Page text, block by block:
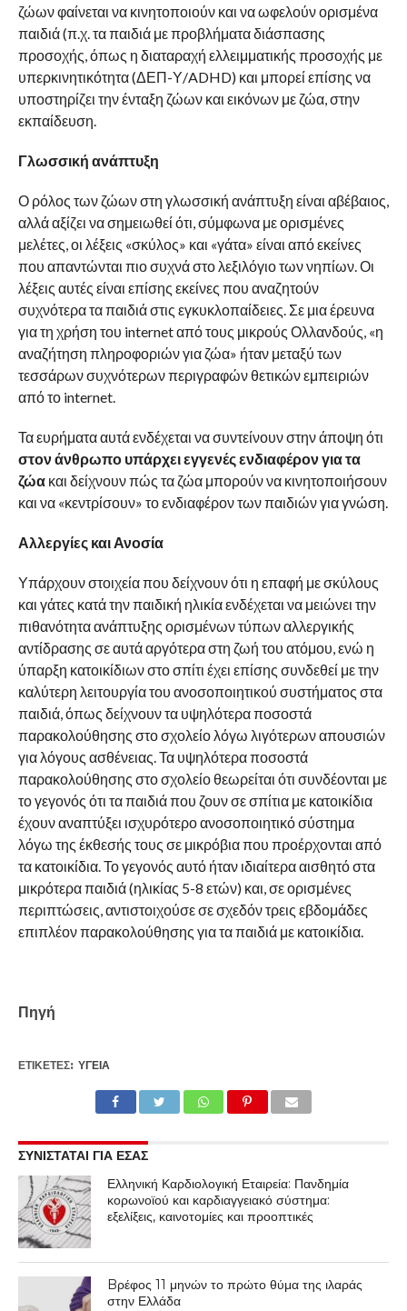
ζώων φαίνεται να κινητοποιούν και να ωφελούν ορισμένα
παιδιά (π.χ. τα παιδιά με προβλήματα διάσπασης
προσοχής, όπως η διαταραχή ελλειμματικής προσοχής με
υπερκινητικότητα (ΔΕΠ-Υ/ADHD) και μπορεί επίσης να
υποστηρίζει την ένταξη ζώων και εικόνων με ζώα, στην
εκπαίδευση.
Γλωσσική ανάπτυξη
Ο ρόλος των ζώων στη γλωσσική ανάπτυξη είναι αβέβαιος,
αλλά αξίζει να σημειωθεί ότι, σύμφωνα με ορισμένες
μελέτες, οι λέξεις «σκύλος» και «γάτα» είναι από εκείνες
που απαντώνται πιο συχνά στο λεξιλόγιο των νηπίων. Οι
λέξεις αυτές είναι επίσης εκείνες που αναζητούν
συχνότερα τα παιδιά στις εγκυκλοπαίδειες. Σε μια έρευνα
για τη χρήση του internet από τους μικρούς Ολλανδούς, «η
αναζήτηση πληροφοριών για ζώα» ήταν μεταξύ των
τεσσάρων συχνότερων περιγραφών θετικών εμπειριών
από το internet.
Τα ευρήματα αυτά ενδέχεται να συντείνουν στην άποψη ότι
στον άνθρωπο υπάρχει εγγενές ενδιαφέρον για τα
ζώακαι δείχνουν πώς τα ζώα μπορούν να κινητοποιήσουν
και να «κεντρίσουν» το ενδιαφέρον των παιδιών για γνώση.
Αλλεργίες και Ανοσία
Υπάρχουν στοιχεία που δείχνουν ότι η επαφή με σκύλους
και γάτες κατά την παιδική ηλικία ενδέχεται να μειώνει την
πιθανότητα ανάπτυξης ορισμένων τύπων αλλεργικής
αντίδρασης σε αυτά αργότερα στη ζωή του ατόμου, ενώ η
ύπαρξη κατοικίδιων στο σπίτι έχει επίσης συνδεθεί με την
καλύτερη λειτουργία του ανοσοποιητικού συστήματος στα
παιδιά, όπως δείχνουν τα υψηλότερα ποσοστά
παρακολούθησης στο σχολείο λόγω λιγότερων απουσιών
για λόγους ασθένειας. Τα υψηλότερα ποσοστά
παρακολούθησης στο σχολείο θεωρείται ότι συνδέονται με
το γεγονός ότι τα παιδιά που ζουν σε σπίτια με κατοικίδια
έχουν αναπτύξει ισχυρότερο ανοσοποιητικό σύστημα
λόγω της έκθεσής τους σε μικρόβια που προέρχονται από
τα κατοικίδια. Το γεγονός αυτό ήταν ιδιαίτερα αισθητό στα
μικρότερα παιδιά (ηλικίας 5-8 ετών) και, σε ορισμένες
περιπτώσεις, αντιστοιχούσε σε σχεδόν τρεις εβδομάδες
επιπλέον παρακολούθησης για τα παιδιά με κατοικίδια.
Πηγή
ΕΤΙΚΕΤΕΣ: ΥΓΕΊΑ
ΣΥΝΙΣΤΑΤΑΙ ΓΙΑ ΕΣΑΣ
Ελληνική Καρδιολογική Εταιρεία: Πανδημία
κορωνοϊού και καρδιαγγειακό σύστημα:
εξελίξεις, καινοτομίες και προοπτικές
Bρέφος 11 μηνών το πρώτο θύμα της ιλαράς
στην Ελλάδα